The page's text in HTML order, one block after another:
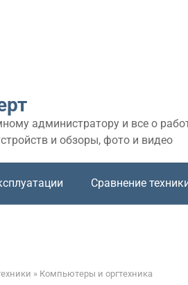
администратору и все о
и обзоры, фото и видео
Сравнение
» Компьютеры и оргтехника